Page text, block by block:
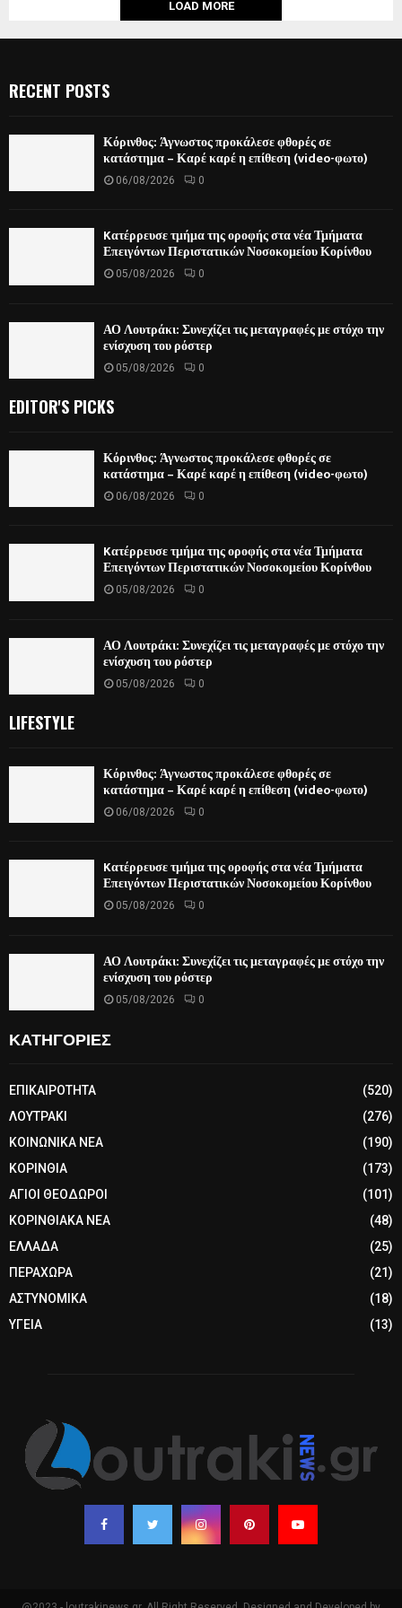
LOAD MORE
RECENT POSTS
Κόρινθος: Άγνωστος προκάλεσε φθορές σε
κατάστημα – Καρέ καρέ η επίθεση (video-φωτο)
06/08/2026 0
Kατέρρευσε τμήμα της οροφής στα νέα Τμήματα
Επειγόντων Περιστατικών Νοσοκομείου Κορίνθου
05/08/2026 0
ΑΟ Λουτράκι: Συνεχίζει τις μεταγραφές με στόχο την
ενίσχυση του ρόστερ
05/08/2026 0
EDITOR'S PICKS
Κόρινθος: Άγνωστος προκάλεσε φθορές σε
κατάστημα – Καρέ καρέ η επίθεση (video-φωτο)
06/08/2026 0
Kατέρρευσε τμήμα της οροφής στα νέα Τμήματα
Επειγόντων Περιστατικών Νοσοκομείου Κορίνθου
05/08/2026 0
ΑΟ Λουτράκι: Συνεχίζει τις μεταγραφές με στόχο την
ενίσχυση του ρόστερ
05/08/2026 0
LIFESTYLE
Κόρινθος: Άγνωστος προκάλεσε φθορές σε
κατάστημα – Καρέ καρέ η επίθεση (video-φωτο)
06/08/2026 0
Kατέρρευσε τμήμα της οροφής στα νέα Τμήματα
Επειγόντων Περιστατικών Νοσοκομείου Κορίνθου
05/08/2026 0
ΑΟ Λουτράκι: Συνεχίζει τις μεταγραφές με στόχο την
ενίσχυση του ρόστερ
05/08/2026 0
ΚΑΤΗΓΟΡΙΕΣ
ΕΠΙΚΑΙΡΟΤΗΤΑ
(520)
ΛΟΥΤΡΑΚΙ
(276)
ΚΟΙΝΩΝΙΚΑ ΝΕΑ
(190)
ΚΟΡΙΝΘΙΑ
(173)
ΑΓΙΟΙ ΘΕΟΔΩΡΟΙ
(101)
ΚΟΡΙΝΘΙΑΚΑ ΝΕΑ
(48)
ΕΛΛΑΔΑ
(25)
ΠΕΡΑΧΩΡΑ
(21)
ΑΣΤΥΝΟΜΙΚΑ
(18)
ΥΓΕΙΑ
(13)